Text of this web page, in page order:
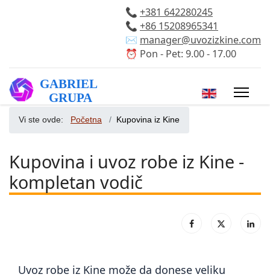
📞 +381 642280245
📞 +86 15208965341
✉️ manager@uvozizkine.com
⏰ Pon - Pet: 9.00 - 17.00
Izaberite vaš
Vi ste ovde: Početna Kupovina iz Kine
Kupovina i uvoz robe iz Kine -
kompletan vodič
Uvoz robe iz Kine može da donese veliku